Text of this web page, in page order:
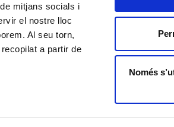
mitjans socials i
el nostre lloc
Al seu torn,
a partir de
Només
ÉQUIPE
INSCRIVEZ-
DE